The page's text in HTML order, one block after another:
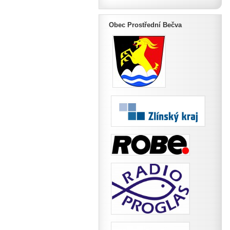
Obec Prostřední Bečva